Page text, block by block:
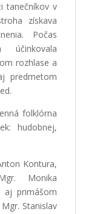
tanečníkov v
získava
Počas
účinkovala
rozhlase a
predmetom
folklórna
hudobnej,
Kontura,
Monika
aj primášom
Stanislav